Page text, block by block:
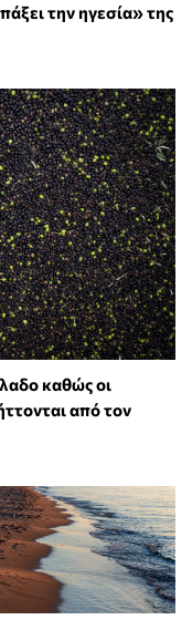
την ηγεσία» της
καθώς οι
από τον